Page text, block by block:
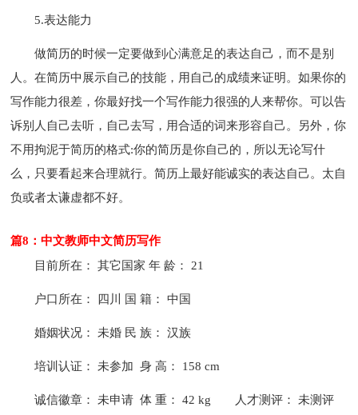
5.表达能力
做简历的时候一定要做到心满意足的表达自己，而不是别
人。在简历中展示自己的技能，用自己的成绩来证明。如果你的
写作能力很差，你最好找一个写作能力很强的人来帮你。可以告
诉别人自己去听，自己去写，用合适的词来形容自己。另外，你
不用拘泥于简历的格式:你的简历是你自己的，所以无论写什
么，只要看起来合理就行。简历上最好能诚实的表达自己。太自
负或者太谦虚都不好。
篇8：中文教师中文简历写作
目前所在： 其它国家 年 龄： 21
户口所在： 四川 国 籍： 中国
婚姻状况： 未婚 民 族： 汉族
培训认证： 未参加 身 高： 158 cm
诚信徽章： 未申请 体 重： 42 kg 人才测评： 未测评